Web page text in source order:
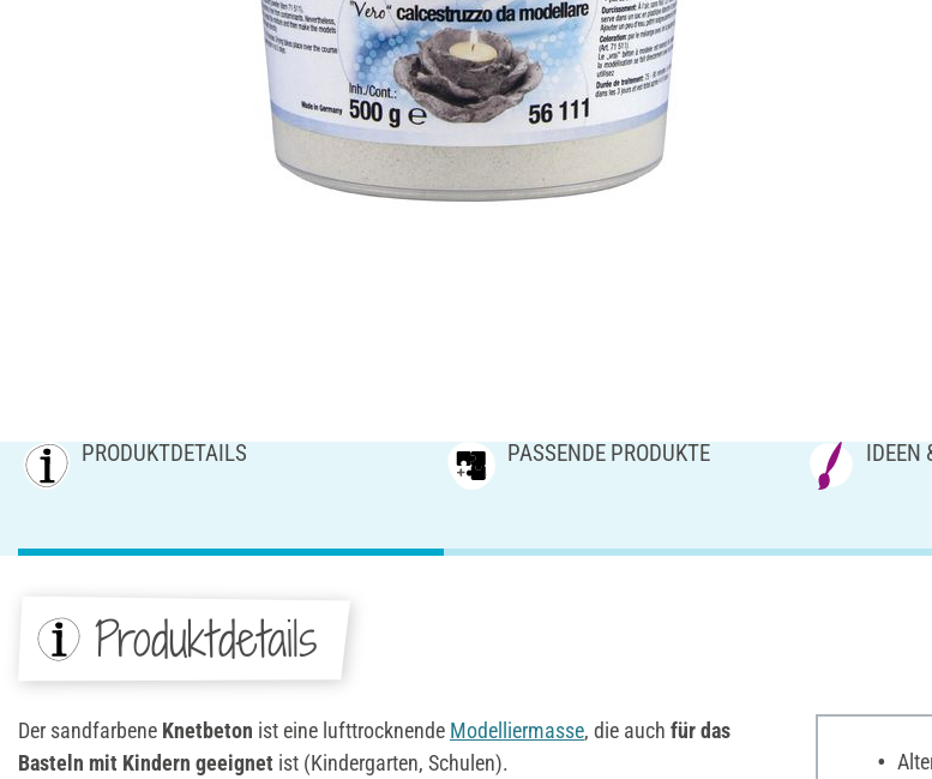
PRODUKTDETAILS PASSENDE PRODUKTE IDEEN
Produktdetails
Der sandfarbene Knetbeton ist eine lufttrocknende Modelliermasse, die auch für das
Basteln mit Kindern geeignet ist (Kindergarten, Schulen).